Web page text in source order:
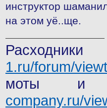
инструктор
на этом уё..ще.
1.ru/forum/
company.ru/